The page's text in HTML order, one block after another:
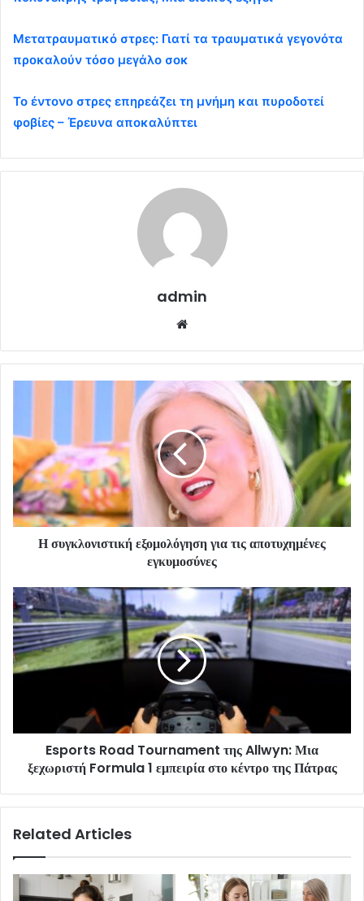
Μετατραυματικό στρες: Γιατί τα τραυματικά γεγονότα
προκαλούν τόσο μεγάλο σοκ
Το έντονο στρες επηρεάζει τη μνήμη και πυροδοτεί
φοβίες – Έρευνα αποκαλύπτει
admin
Η συγκλονιστική εξομολόγηση για τις αποτυχημένες
εγκυμοσύνες
Esports Road Tournament της Allwyn: Μια
ξεχωριστή Formula 1 εμπειρία στο κέντρο της Πάτρας
Related Articles